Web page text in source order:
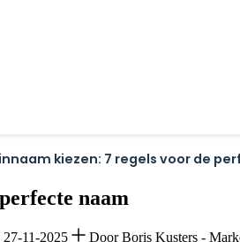
kiezen: 7 regels voor de
naam
27-11-2025
Door Boris Kusters -